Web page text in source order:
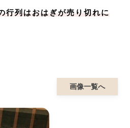
行列はおはぎが売り切れに
画像一覧へ